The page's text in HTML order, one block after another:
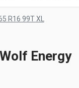
R16 99T XL
Energy